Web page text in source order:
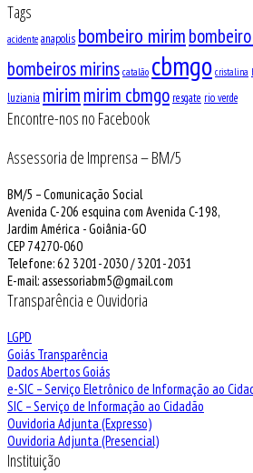
Tags
acidente anapolis bombeiro mirim
bombeiros mirins catalão cbmgo cristalina
luziania mirimmirim cbmgo resgate rio verde
Encontre-nos no Facebook
Assessoria de Imprensa – BM/5
BM/5 – Comunicação Social
Avenida C-206 esquina com Avenida C-198,
Jardim América - Goiânia-GO
CEP 74270-060
Telefone: 62 3201-2030 / 3201-2031
E-mail: assessoriabm5@gmail.com
Transparência e Ouvidoria
LGPD
Goiás Transparência
Dados Abertos Goiás
e-SIC – Serviço Eletrônico de Informação ao
SIC – Serviço de Informação ao Cidadão
Ouvidoria Adjunta (Expresso)
Ouvidoria Adjunta (Presencial)
Instituição